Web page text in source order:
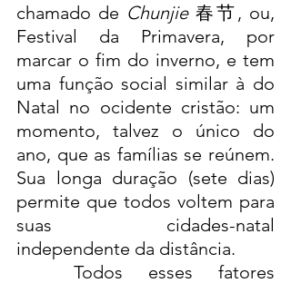
chamado de Chunjie 春节, ou,
Festival da Primavera, por
marcar o fim do inverno, e tem
uma função social similar à do
Natal no ocidente cristão: um
momento, talvez o único do
ano, que as famílias se reúnem.
Sua longa duração (sete dias)
permite que todos voltem para
suas cidades-natal
independente da distância.